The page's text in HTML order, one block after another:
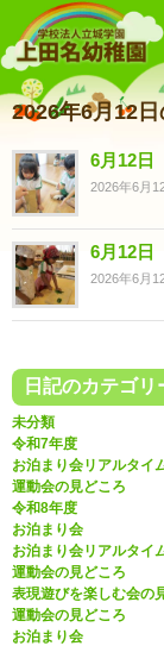
2026年6月12
6月12日
2026年6月
6月12日
2026年6月
日記のカテゴリ
未分類
令和7年度
お泊まり会リアルタイ
運動会の見どころ
令和8年度
お泊まり会
お泊まり会リアルタイ
運動会の見どころ
表現遊びを楽しむ会の
運動会の見どころ
お泊まり会